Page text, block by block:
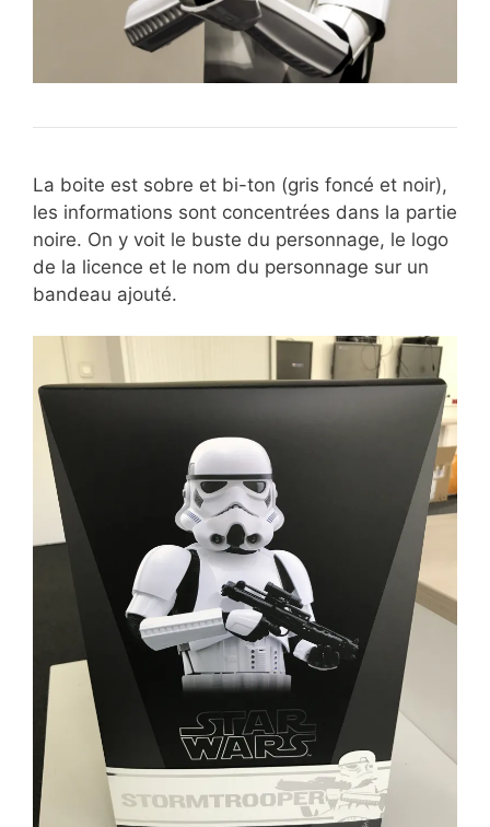
La boite est sobre et bi-ton (gris foncé et noir),
les informations sont concentrées dans la partie
noire. On y voit le buste du personnage, le logo
de la licence et le nom du personnage sur un
bandeau ajouté.